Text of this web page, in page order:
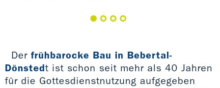
Der frühbarocke Bau in Bebertal-
Dönstedt ist schon seit mehr als 40 Jahren
für die Gottesdienstnutzung aufgegeben